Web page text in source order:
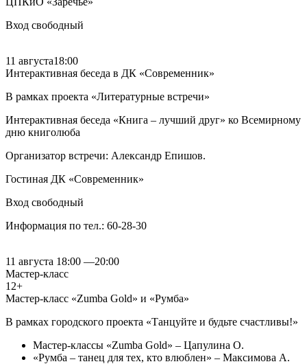
Вход свободный
11 августа18:00
Интерактивная беседа в ДК «Современник»
В рамках проекта «Литературные встречи»
Интерактивная беседа «Книга – лучший друг» ко Всемирному
дню книголюба
Организатор встречи: Александр Епишов.
Гостиная ДК «Современник»
Вход свободный
Информация по тел.: 60-28-30
11 августа 18:00 —20:00
Мастер-класс
12+
Мастер-класс «Zumba Gold» и «Румба»
В рамках городского проекта «Танцуйте и будьте счастливы!»
Мастер-классы «Zumba Gold» – Цапулина О.
«Румба – танец для тех, кто влюблен» – Максимова А.